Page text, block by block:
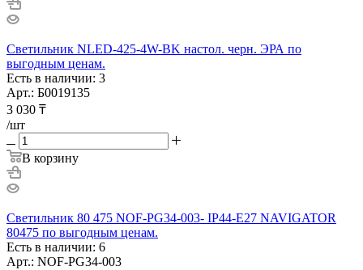
Светильник NLED-425-4W-BK настол. черн. ЭРА по
выгодным ценам.
Есть в наличии: 3
Арт.: Б0019135
3 030 ₸
/шт
В корзину
Светильник 80 475 NOF-PG34-003- IP44-E27 NAVIGATOR
80475 по выгодным ценам.
Есть в наличии: 6
Арт.: NOF-PG34-003